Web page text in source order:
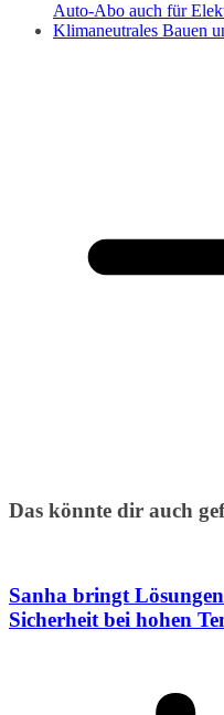
Auto-Abo auch für
Klimaneutrales Bauen
Das könnte dir auch
Sanha bringt
Sicherheit bei hohen